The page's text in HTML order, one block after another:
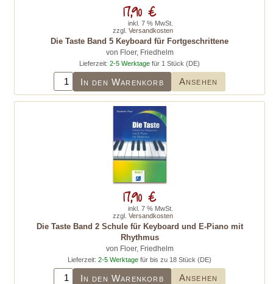
Die Taste Band 5 Keyboard für Fortgeschrittene
von Floer, Friedhelm
Lieferzeit: 2-5 Werktage für 1 Stück (DE)
In den Warenkorb Ansehen
17,90 €
inkl. 7 % MwSt.
zzgl. Versandkosten
Die Taste Band 2 Schule für Keyboard und E-Piano mit
Rhythmus
von Floer, Friedhelm
Lieferzeit: 2-5 Werktage für bis zu 18 Stück (DE)
In den Warenkorb Ansehen
17,90 €
inkl. 7 % MwSt.
zzgl. Versandkosten